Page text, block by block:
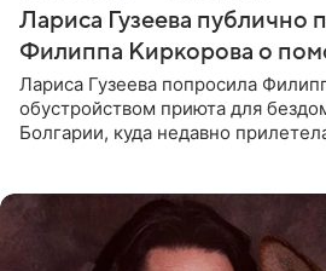
Лариса Гузеева публично
Филиппа Киркорова о
Лариса Гузеева попросила
обустройством приюта для
Болгарии, куда недавно